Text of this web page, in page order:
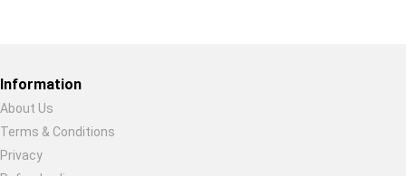
Information
About Us
Terms & Conditions
Privacy